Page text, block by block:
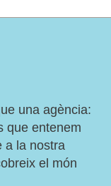
una agència:
que entenem
a la nostra
el món